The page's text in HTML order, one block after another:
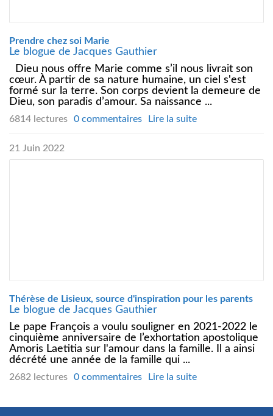
Prendre chez soi Marie
Le blogue de Jacques Gauthier
Dieu nous offre Marie comme s’il nous livrait son
cœur. À partir de sa nature humaine, un ciel s'est
formé sur la terre. Son corps devient la demeure de
Dieu, son paradis d’amour. Sa naissance ...
6814 lectures 0 commentaires Lire la suite
21 Juin 2022
Thérèse de Lisieux, source d'inspiration pour les parents
Le blogue de Jacques Gauthier
Le pape François a voulu souligner en 2021-2022 le
cinquième anniversaire de l’exhortation apostolique
Amoris Laetitia sur l'amour dans la famille. Il a ainsi
décrété une année de la famille qui ...
2682 lectures 0 commentaires Lire la suite